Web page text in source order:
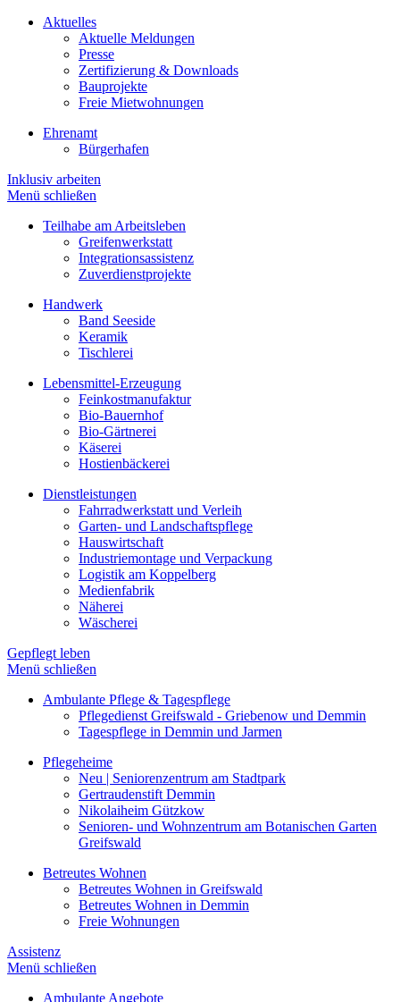
Aktuelles
Aktuelle Meldungen
Presse
Zertifizierung & Downloads
Bauprojekte
Freie Mietwohnungen
Ehrenamt
Bürgerhafen
Inklusiv arbeiten
Menü schließen
Teilhabe am Arbeitsleben
Greifenwerkstatt
Integrationsassistenz
Zuverdienstprojekte
Handwerk
Band Seeside
Keramik
Tischlerei
Lebensmittel-Erzeugung
Feinkostmanufaktur
Bio-Bauernhof
Bio-Gärtnerei
Käserei
Hostienbäckerei
Dienstleistungen
Fahrradwerkstatt und Verleih
Garten- und Landschaftspflege
Hauswirtschaft
Industriemontage und Verpackung
Logistik am Koppelberg
Medienfabrik
Näherei
Wäscherei
Gepflegt leben
Menü schließen
Ambulante Pflege & Tagespflege
Pflegedienst Greifswald - Griebenow und Demmin
Tagespflege in Demmin und Jarmen
Pflegeheime
Neu | Seniorenzentrum am Stadtpark
Gertraudenstift Demmin
Nikolaiheim Gützkow
Senioren- und Wohnzentrum am Botanischen Garten
Greifswald
Betreutes Wohnen
Betreutes Wohnen in Greifswald
Betreutes Wohnen in Demmin
Freie Wohnungen
Assistenz
Menü schließen
Ambulante Angebote